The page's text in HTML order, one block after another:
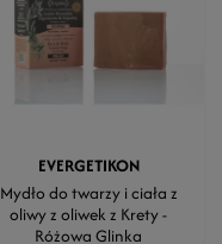
EVERGETIKON
Mydło do twarzy i ciała z
oliwy z oliwek z Krety -
Różowa Glinka